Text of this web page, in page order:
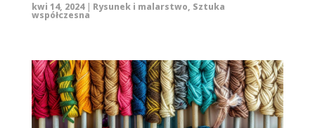
kwi 14, 2024| Rysunek i malarstwo, Sztuka
współczesna